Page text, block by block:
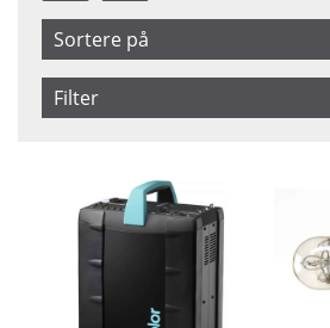
Sortere på
Artikelkod
Filter
På lager
Ikke på lager